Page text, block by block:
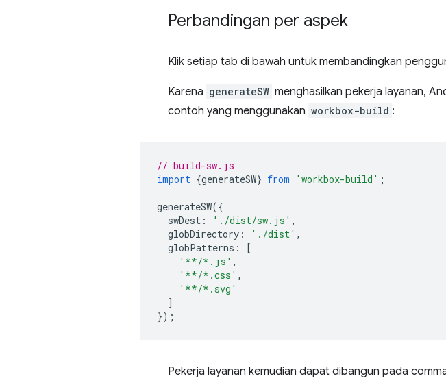
Perbandingan per aspek
Klik setiap tab di bawah untuk membandingkan
Karena generateSW menghasilkan pekerja layanan,
contoh yang menggunakan workbox-build :
// build-sw.js
import {generateSW} from 'workbox-build' ;
generateSW({
swDest : './dist/sw.js' ,
globDirectory : './dist' ,
globPatterns :
[
'**/*.js' ,
'**/*.css' ,
'**/*.svg'
]
});
Pekerja layanan kemudian dapat dibangun pada